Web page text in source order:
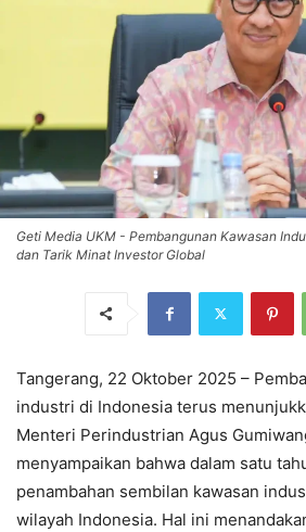
Geti Media UKM - Pembangunan Kawasan
dan Tarik Minat Investor Global
Tangerang, 22 Oktober 2025 –
industri di Indonesia terus
Menteri Perindustrian Agus
menyampaikan bahwa dalam satu
penambahan sembilan kawasan
wilayah Indonesia. Hal ini